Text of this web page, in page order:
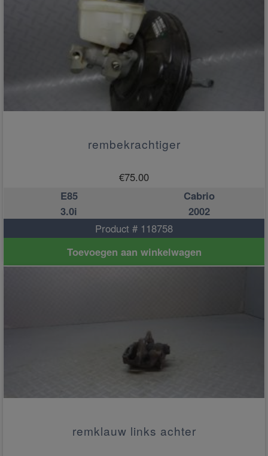
rembekrachtiger
€75.00
E85
Cabrio
3.0i
2002
Product # 118758
Toevoegen aan winkelwagen
remklauw links achter